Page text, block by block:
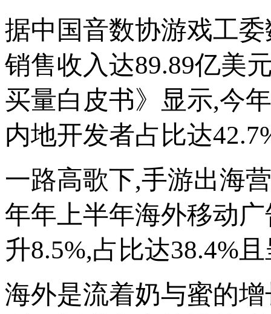
据中国音数协游戏工
销售收入达89.89亿美
买量白皮书》显示,今
内地开发者占比达
一路高歌下,手游出海
年年上半年海外移动
升8.5%,占比达38.4%
海外是流着奶与蜜的